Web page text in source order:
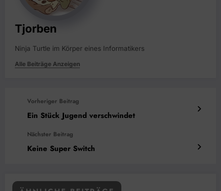
Tjorben
Ninja Turtle im Körper eines Informatikers
Alle Beiträge Anzeigen
Vorheriger Beitrag
Ein Stück Jugend verschwindet
Nächster Beitrag
Keine Super Switch